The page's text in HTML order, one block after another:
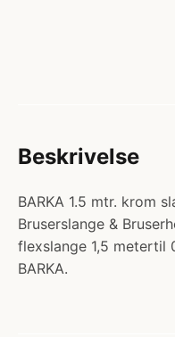
Beskrivelse
BARKA 1.5 mtr. krom
Bruserslange &
flexslange 1,5 metertil
BARKA.